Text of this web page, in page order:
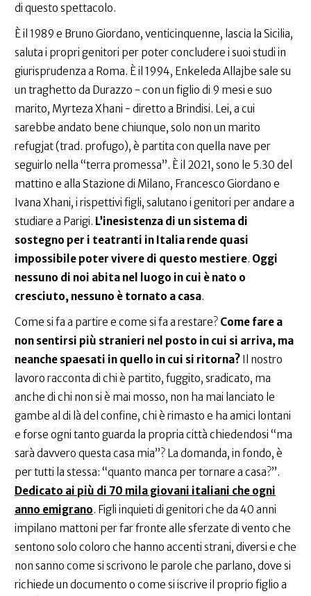
di questo spettacolo.
È il 1989 e Bruno Giordano, venticinquenne, lascia la Sicilia,
saluta i propri genitori per poter concludere i suoi studi in
giurisprudenza a Roma. È il 1994, Enkeleda Allajbe sale su
un traghetto da Durazzo - con un figlio di 9 mesi e suo
marito, Myrteza Xhani - diretto a Brindisi. Lei, a cui
sarebbe andato bene chiunque, solo non un marito
refugjat (trad. profugo), è partita con quella nave per
seguirlo nella “terra promessa”. È il 2021, sono le 5.30 del
mattino e alla Stazione di Milano, Francesco Giordano e
Ivana Xhani, i rispettivi figli, salutano i genitori per andare a
studiare a Parigi. L’inesistenza di un sistema di
sostegno per i teatranti in Italia rende quasi
impossibile poter vivere di questo mestiere. Oggi
nessuno di noi abita nel luogo in cui è nato o
cresciuto, nessuno è tornato a casa.
Come si fa a partire e come si fa a restare? Come fare a
non sentirsi più stranieri nel posto in cui si arriva, ma
neanche spaesati in quello in cui si ritorna? Il nostro
lavoro racconta di chi è partito, fuggito, sradicato, ma
anche di chi non si è mai mosso, non ha mai lanciato le
gambe al di là del confine, chi è rimasto e ha amici lontani
e forse ogni tanto guarda la propria città chiedendosi “ma
sarà davvero questa casa mia”? La domanda, in fondo, è
per tutti la stessa: “quanto manca per tornare a casa?”.
Dedicato ai più di 70 mila giovani italiani che ogni
anno emigrano. Figli inquieti di genitori che da 40 anni
impilano mattoni per far fronte alle sferzate di vento che
sentono solo coloro che hanno accenti strani, diversi e che
non sanno come si scrivono le parole che parlano, dove si
richiede un documento o come si iscrive il proprio figlio a